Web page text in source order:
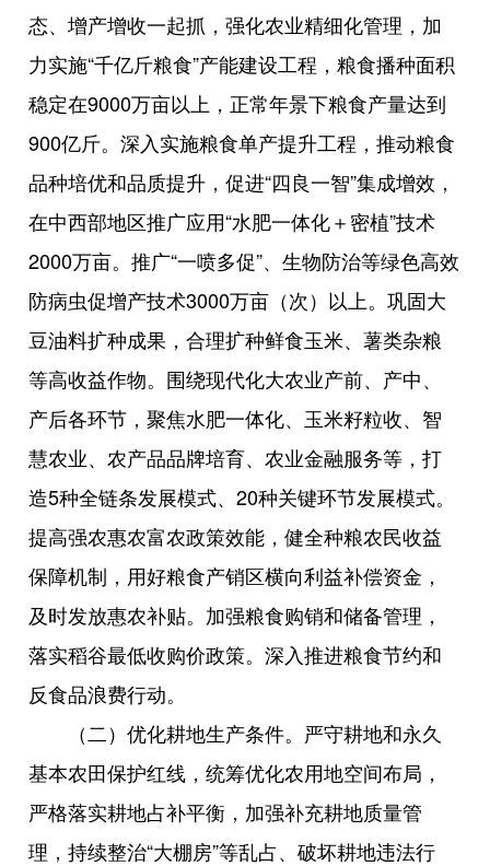
态、增产增收一起抓，强化农业精细化管理，加
力实施“千亿斤粮食”产能建设工程，粮食播种面积
稳定在9000万亩以上，正常年景下粮食产量达到
900亿斤。深入实施粮食单产提升工程，推动粮食
品种培优和品质提升，促进“四良一智”集成增效，
在中西部地区推广应用“水肥一体化＋密植”技术
2000万亩。推广“一喷多促”、生物防治等绿色高效
防病虫促增产技术3000万亩（次）以上。巩固大
豆油料扩种成果，合理扩种鲜食玉米、薯类杂粮
等高收益作物。围绕现代化大农业产前、产中、
产后各环节，聚焦水肥一体化、玉米籽粒收、智
慧农业、农产品品牌培育、农业金融服务等，打
造5种全链条发展模式、20种关键环节发展模式。
提高强农惠农富农政策效能，健全种粮农民收益
保障机制，用好粮食产销区横向利益补偿资金，
及时发放惠农补贴。加强粮食购销和储备管理，
落实稻谷最低收购价政策。深入推进粮食节约和
反食品浪费行动。
（二）优化耕地生产条件。严守耕地和永久
基本农田保护红线，统筹优化农用地空间布局，
严格落实耕地占补平衡，加强补充耕地质量管
理，持续整治“大棚房”等乱占、破坏耕地违法行